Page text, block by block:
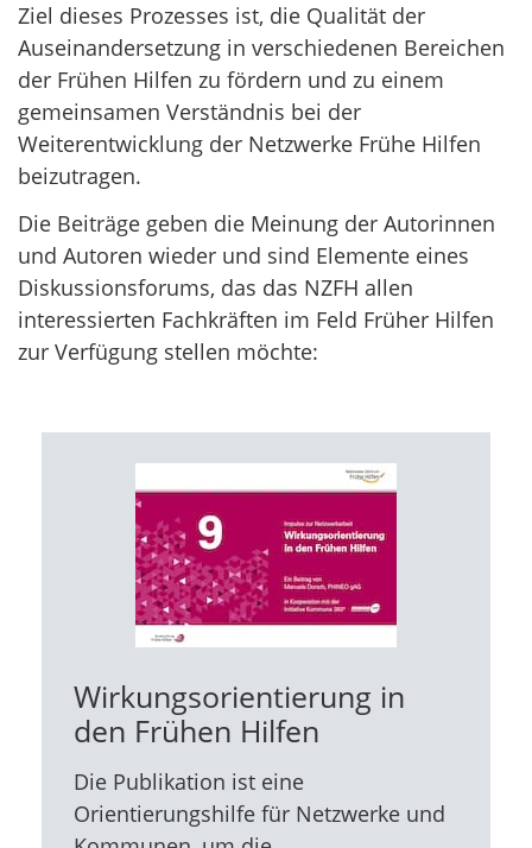
Ziel dieses Prozesses ist, die Qualität der
Auseinandersetzung in verschiedenen Bereichen
der Frühen Hilfen zu fördern und zu einem
gemeinsamen Verständnis bei der
Weiterentwicklung der Netzwerke Frühe Hilfen
beizutragen.
Die Beiträge geben die Meinung der Autorinnen
und Autoren wieder und sind Elemente eines
Diskussionsforums, das das NZFH allen
interessierten Fachkräften im Feld Früher Hilfen
zur Verfügung stellen möchte:
Wirkungsorientierung in
den Frühen Hilfen
Die Publikation ist eine
Orientierungshilfe für Netzwerke und